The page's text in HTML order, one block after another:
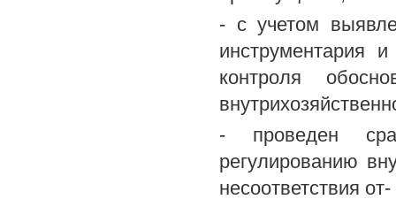
- с учетом
инструментария
контроля
- проведен
регулированию
несоответствия от-